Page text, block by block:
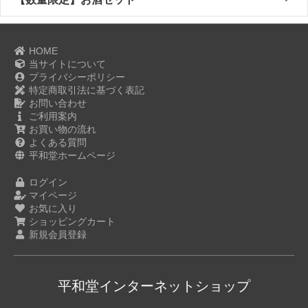
HOME
当サイトについて
プライバシーポリシー
特定商取引法に基づく表記
お問い合わせ
ご利用案内
お買い物の流れ
よくある質問
平和堂ホームページ
ログイン
マイページ
お気に入り
ショッピングカート
新規会員登録
平和堂インターネットショップ